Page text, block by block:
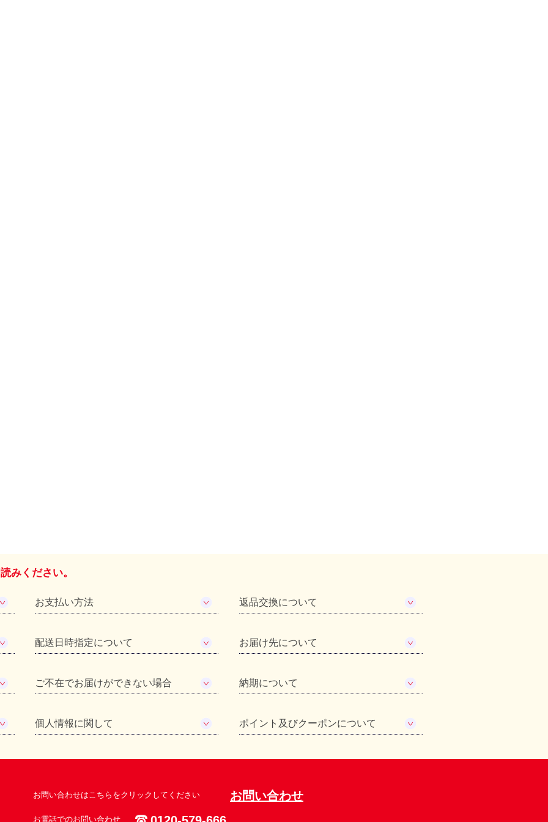
みください。
お支払い方法 返品交換について
配送日時指定について お届け先について
ご不在でお届けができない場合 納期について
個人情報に関して ポイント及びクーポンについて
お問い合わせはこちらをクリックしてください お問い合わせ
お電話でのお問い合わせ